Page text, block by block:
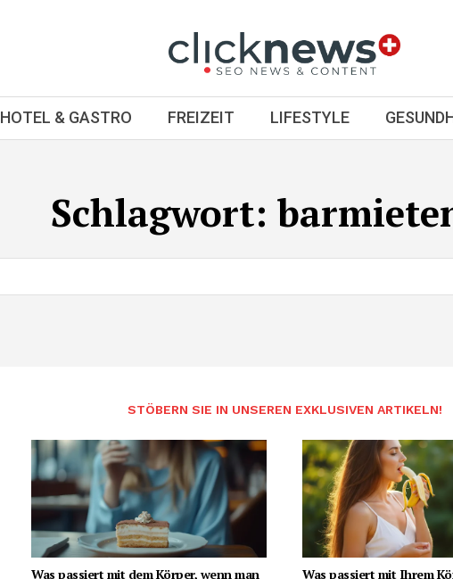
HOTEL & GASTRO FREIZEIT LIFESTYLE
Schlagwort:
STÖBERN SIE IN UNSEREN EXKLUSIVEN ARTIKELN!
Was passiert mit dem Körper, wenn man
Was passiert mit Ihrem